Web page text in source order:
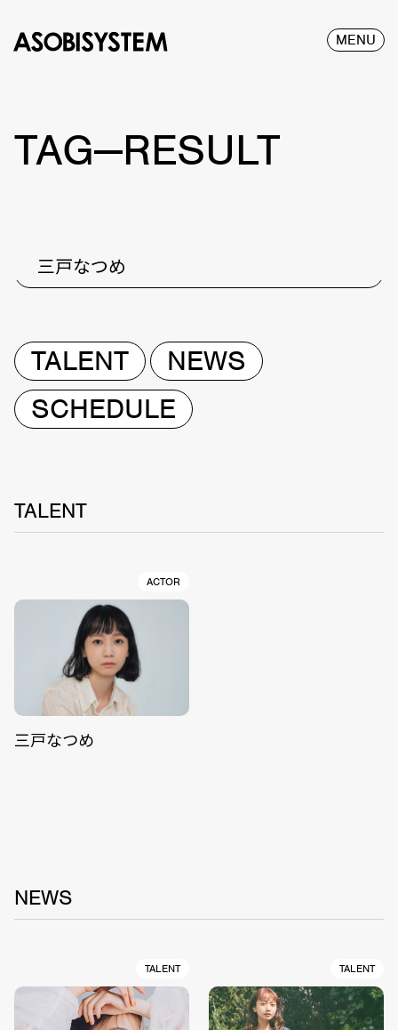
MENU
TAG—RESULT
三戸なつめ
TALENT
NEWS
SCHEDULE
TALENT
ACTOR
三戸なつめ
NEWS
TALENT TALENT